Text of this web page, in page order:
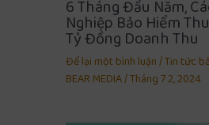
6 Tháng Đầu Năm,
Nghiệp Bảo Hiểm
Tỷ Đồng Doanh Thu
Để lại một bình luận/Tin tức
BEAR MEDIA/Tháng 7 2, 2024